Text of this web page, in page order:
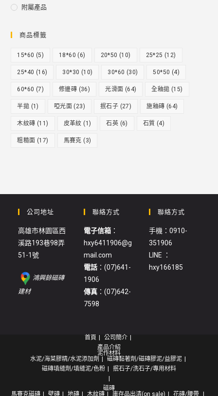
附屬產品
商品標籤
15*60 (5) 18*60 (6) 20*50 (10) 25*25 (12)
25*40 (16) 30*30 (10) 30*60 (30) 50*50 (4)
60*60 (7) 修邊磚 (36) 光滑面 (64) 全釉拋 (15)
半拋 (1) 啞光面 (23) 抿石子 (27) 施釉磚 (64)
木紋磚 (11) 皮革紋 (1) 石英 (6) 石質 (4)
粗糙面 (17) 馬賽克 (3)
公司地址
高雄市林園區西
溪路193巷98弄
51-1號
鴻興餘磁磚
建材:
聯絡方式
電子信箱：
hxy6411906@g
mail.com
電話：(07)641-
1906
傳真：(07)642-
7598
聯絡方式
手機：0910-
351906
LINE ：
hxy166185
首頁
公司簡介
產品介紹
泥作材料
水泥/海菜膠精/水泥添加劑
磁磚黏著劑/磁磚膠泥/益膠泥
磁磚填縫劑/填縫泥/色粉
抿石子/洗石子/專用材料
磁磚
馬賽克磁磚
壁磚 地磚 木紋磚 庫存品出清(on sale) 花磚/腰帶